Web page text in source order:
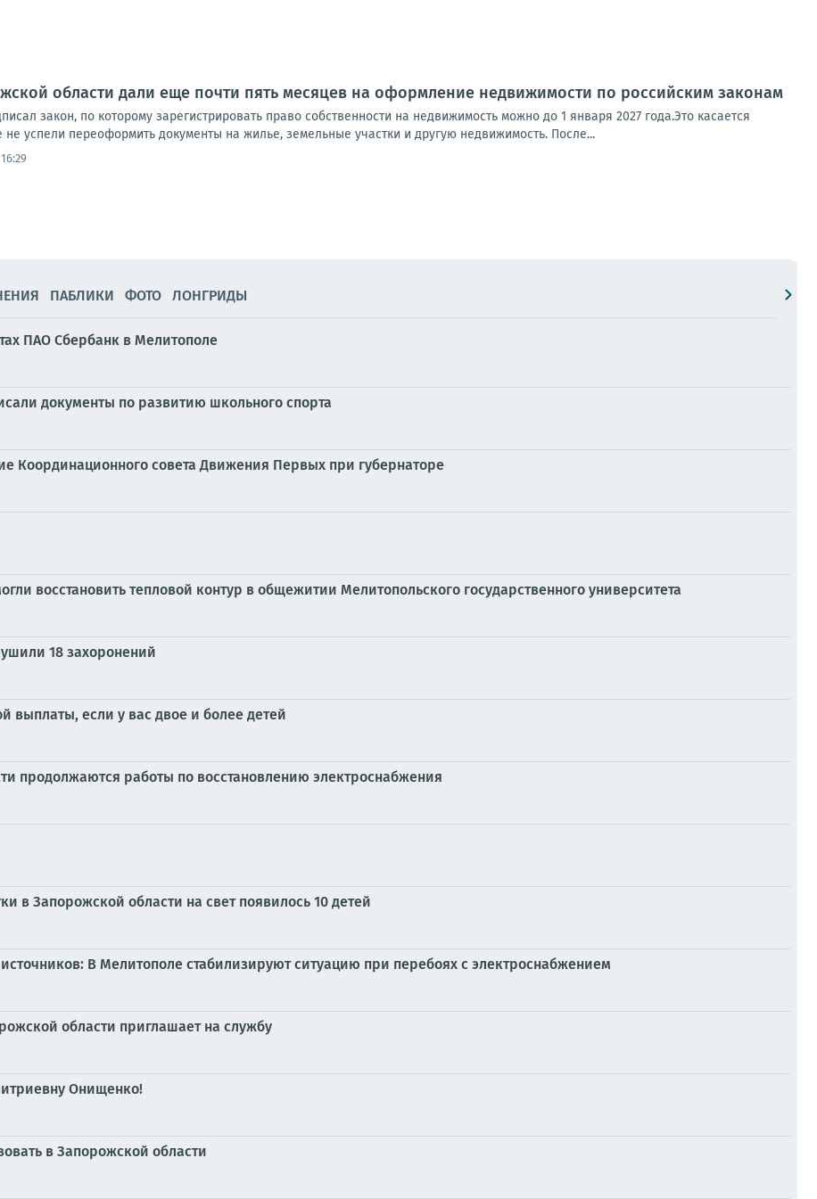
области дали еще почти пять месяцев на оформление недвижимости по российским законам
закон, по которому зарегистрировать право собственности на недвижимость можно до 1 января 2027 года.Это касается
успели переоформить документы на жилье, земельные участки и другую недвижимость. После...
ПАБЛИКИ ФОТО ЛОНГРИДЫ
ПАО Сбербанк в Мелитополе
документы по развитию школьного спорта
Координационного совета Движения Первых при губернаторе
восстановить тепловой контур в общежитии Мелитопольского государственного университета
18 захоронений
выплаты, если у вас двое и более детей
продолжаются работы по восстановлению электроснабжения
в Запорожской области на свет появилось 10 детей
В Мелитополе стабилизируют ситуацию при перебоях с электроснабжением
области приглашает на службу
Онищенко!
в Запорожской области